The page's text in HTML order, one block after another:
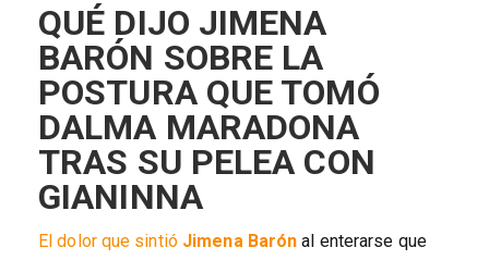
QUÉ DIJO JIMENA
BARÓN SOBRE LA
POSTURA QUE TOMÓ
DALMA MARADONA
TRAS SU PELEA CON
GIANINNA
El dolor que sintió Jimena Barón al enterarse que